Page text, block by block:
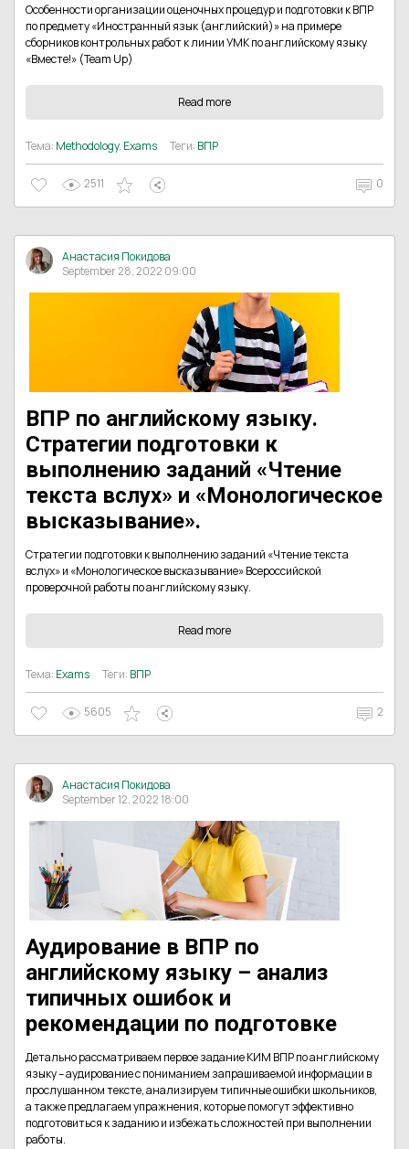
Особенности организации оценочных процедур и подготовки к ВПР
по предмету «Иностранный язык (английский)» на примере
сборников контрольных работ к линии УМК по английскому языку
«Вместе!» (Team Up)
Read more
Тема: Methodology, Exams Теги: ВПР
2511 0
Анастасия Покидова
September 28, 2022 09:00
ВПР по английскому языку.
Стратегии подготовки к
выполнению заданий «Чтение
текста вслух» и «Монологическое
высказывание».
Стратегии подготовки к выполнению заданий «Чтение текста
вслух» и «Монологическое высказывание» Всероссийской
проверочной работы по английскому языку.
Read more
Тема: Exams Теги: ВПР
5605 2
Анастасия Покидова
September 12, 2022 18:00
Аудирование в ВПР по
английскому языку – анализ
типичных ошибок и
рекомендации по подготовке
Детально рассматриваем первое задание КИМ ВПР по английскому
языку – аудирование с пониманием запрашиваемой информации в
прослушанном тексте, анализируем типичные ошибки школьников,
а также предлагаем упражнения, которые помогут эффективно
подготовиться к заданию и избежать сложностей при выполнении
работы.